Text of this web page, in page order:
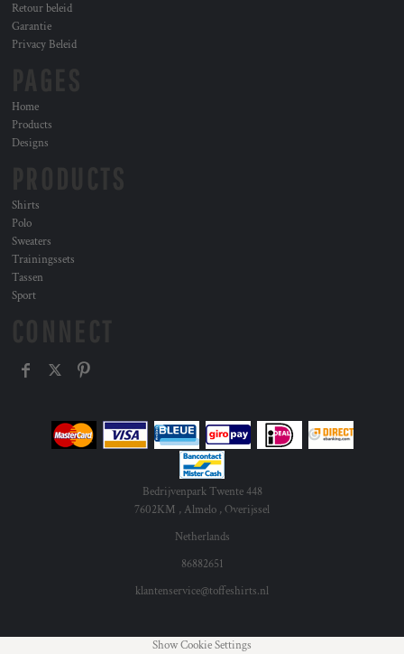
Retour beleid
Garantie
Privacy Beleid
Home
Products
Designs
Shirts
Polo
Sweaters
Trainingssets
Tassen
Sport
Bedrijvenpark Twente 448
7602KM , Almelo , Overijssel
Netherlands
86882651
klantenservice@toffeshirts.nl
Show Cookie Settings